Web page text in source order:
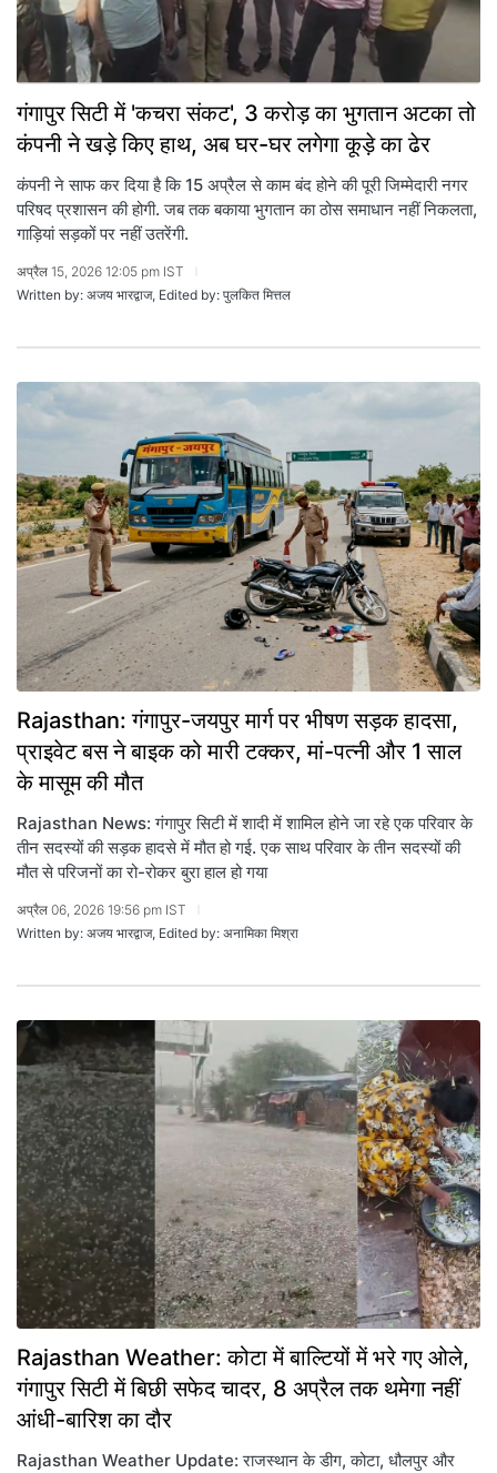
गंगापुर सिटी में 'कचरा संकट', 3 करोड़ का भुगतान अटका तो
कंपनी ने खड़े किए हाथ, अब घर-घर लगेगा कूड़े का ढेर
कंपनी ने साफ कर दिया है कि 15 अप्रैल से काम बंद होने की पूरी जिम्मेदारी नगर
परिषद प्रशासन की होगी. जब तक बकाया भुगतान का ठोस समाधान नहीं निकलता,
गाड़ियां सड़कों पर नहीं उतरेंगी.
अप्रैल 15, 2026 12:05 pm IST
Written by: अजय भारद्वाज, Edited by: पुलकित मित्तल
Rajasthan: गंगापुर-जयपुर मार्ग पर भीषण सड़क हादसा,
प्राइवेट बस ने बाइक को मारी टक्कर, मां-पत्नी और 1 साल
के मासूम की मौत
Rajasthan News: गंगापुर सिटी में शादी में शामिल होने जा रहे एक परिवार के
तीन सदस्यों की सड़क हादसे में मौत हो गई. एक साथ परिवार के तीन सदस्यों की
मौत से परिजनों का रो-रोकर बुरा हाल हो गया
अप्रैल 06, 2026 19:56 pm IST
Written by: अजय भारद्वाज, Edited by: अनामिका मिश्रा
Rajasthan Weather: कोटा में बाल्टियों में भरे गए ओले,
गंगापुर सिटी में बिछी सफेद चादर, 8 अप्रैल तक थमेगा नहीं
आंधी-बारिश का दौर
Rajasthan Weather Update: राजस्थान के डीग, कोटा, धौलपुर और